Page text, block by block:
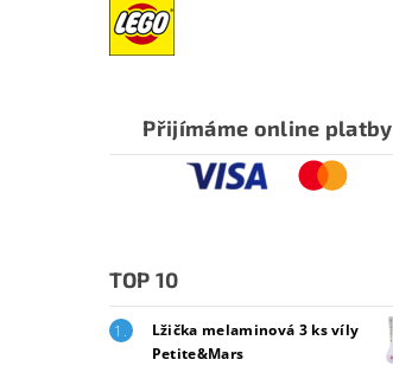
Přijímáme online platby
TOP 10
Lžička melaminová 3 ks víly
Petite&Mars